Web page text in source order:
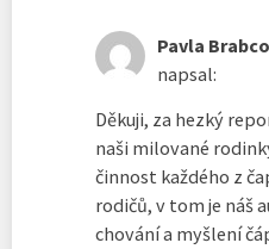
Pavla
napsal:
Děkuji, za hezký
naši milované
činnost každého z
rodičů, v tom je náš
chování a myšlení